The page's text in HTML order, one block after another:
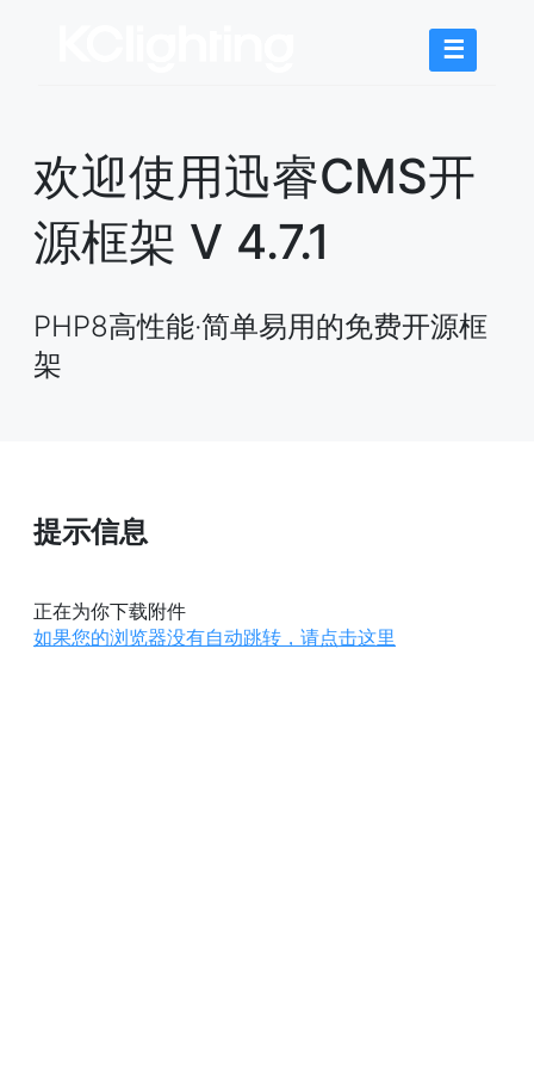
☰
欢迎使用迅睿CMS开
源框架 V 4.7.1
PHP8高性能·简单易用的免费开源框
架
提示信息
正在为你下载附件
如果您的浏览器没有自动跳转，请点击这里